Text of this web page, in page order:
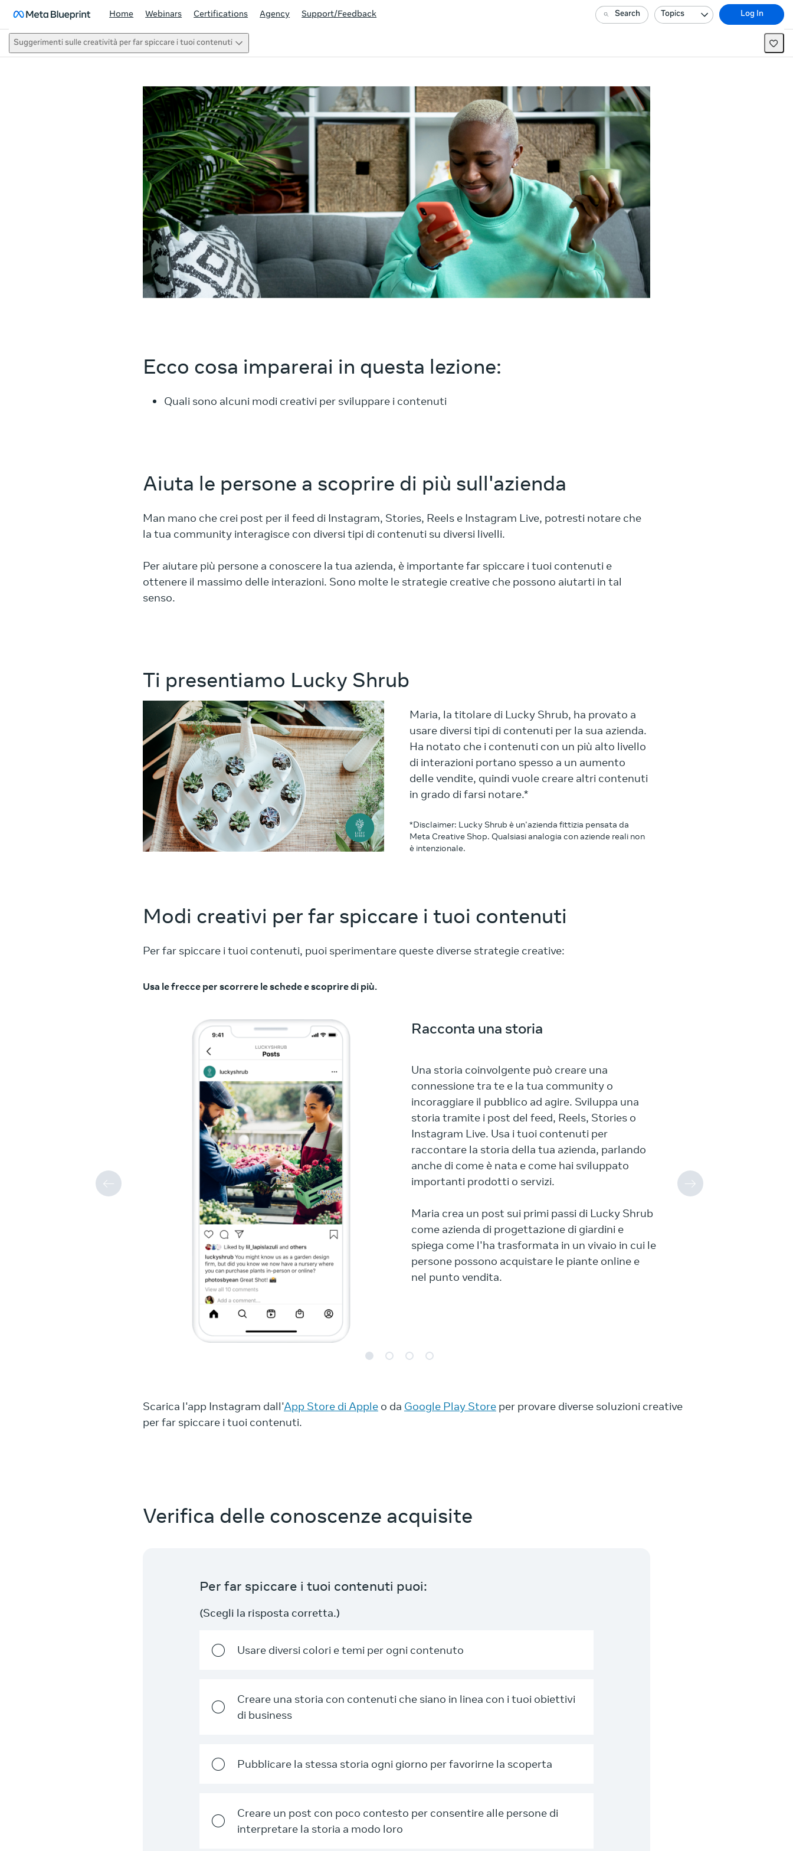
Home Webinars Certifications Agency Support/Feedback Search Topics Log In
Suggerimenti sulle creatività per far spiccare i tuoi contenuti
This activity is also available in English.View activity
Ecco cosa imparerai in questa lezione:
Quali sono alcuni modi creativi per sviluppare i contenuti
Aiuta le persone a scoprire di più sull'azienda
Man mano che crei post per il feed di Instagram, Stories, Reels e Instagram Live, potresti notare che
la tua community interagisce con diversi tipi di contenuti su diversi livelli.
Per aiutare più persone a conoscere la tua azienda, è importante far spiccare i tuoi contenuti e
ottenere il massimo delle interazioni. Sono molte le strategie creative che possono aiutarti in tal
senso.
Ti presentiamo Lucky Shrub
Maria, la titolare di Lucky Shrub, ha provato a
usare diversi tipi di contenuti per la sua azienda.
Ha notato che i contenuti con un più alto livello
di interazioni portano spesso a un aumento
delle vendite, quindi vuole creare altri contenuti
in grado di farsi notare.*
*Disclaimer: Lucky Shrub è un'azienda fittizia pensata da
Meta Creative Shop. Qualsiasi analogia con aziende reali non
è intenzionale.
Modi creativi per far spiccare i tuoi contenuti
Per far spiccare i tuoi contenuti, puoi sperimentare queste diverse strategie creative:
Usa le frecce per scorrere le schede e scoprire di più.
Racconta una storia
Una storia coinvolgente può creare una
connessione tra te e la tua community o
incoraggiare il pubblico ad agire. Sviluppa una
storia tramite i post del feed, Reels, Stories o
Instagram Live. Usa i tuoi contenuti per
raccontare la storia della tua azienda, parlando
anche di come è nata e come hai sviluppato
importanti prodotti o servizi.
Maria crea un post sui primi passi di Lucky Shrub
come azienda di progettazione di giardini e
spiega come l'ha trasformata in un vivaio in cui le
persone possono acquistare le piante online e
nel punto vendita.
Scarica l'app Instagram dall'App Store di Apple o da Google Play Store per provare diverse soluzioni creative
per far spiccare i tuoi contenuti.
Verifica delle conoscenze acquisite
Per far spiccare i tuoi contenuti puoi:
(Scegli la risposta corretta.)
Usare diversi colori e temi per ogni contenuto
Creare una storia con contenuti che siano in linea con i tuoi obiettivi
di business
Pubblicare la stessa storia ogni giorno per favorirne la scoperta
Creare un post con poco contesto per consentire alle persone di
interpretare la storia a modo loro